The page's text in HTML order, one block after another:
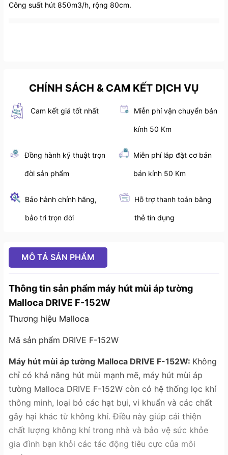
Công suất hút 850m3/h, rộng 80cm.
CHÍNH SÁCH & CAM KẾT DỊCH VỤ
Cam kết giá tốt nhất Miễn phí vận chuyển bán
kính 50 Km
Đồng hành kỹ thuật trọn
đời sản phẩm
Miễn phí lắp đặt cơ bản
bán kính 50 Km
Bảo hành chính hãng,
bảo trì trọn đời
Hỗ trợ thanh toán bằng
thẻ tín dụng
MÔ TẢ SẢN PHẨM
Thông tin sản phẩm máy hút mùi áp tường
Malloca DRIVE F-152W
Thương hiệu Malloca
Mã sản phẩm DRIVE F-152W
Máy hút mùi áp tường Malloca DRIVE F-152W: Không
chỉ có khả năng hút mùi mạnh mẽ, máy hút mùi áp
tường Malloca DRIVE F-152W còn có hệ thống lọc khí
thông minh, loại bỏ các hạt bụi, vi khuẩn và các chất
gây hại khác từ không khí. Điều này giúp cải thiện
chất lượng không khí trong nhà và bảo vệ sức khỏe
gia đình bạn khỏi các tác động tiêu cực của môi